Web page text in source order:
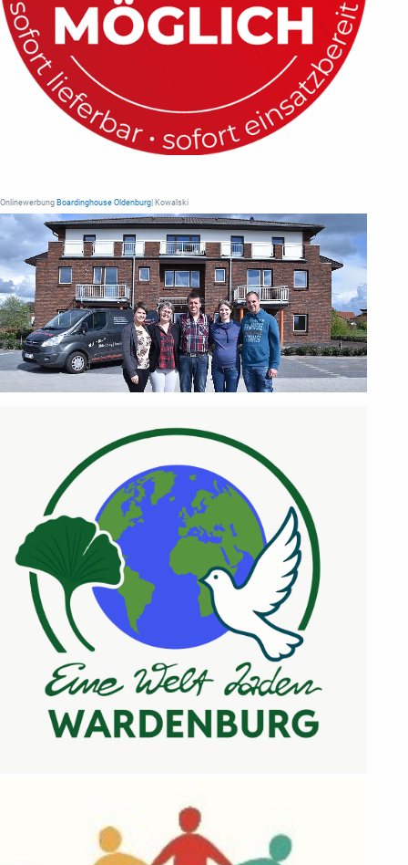
Onlinewerbung Boardinghouse Oldenburg | Kowalski